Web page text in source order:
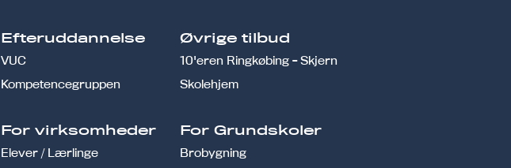
Efteruddannelse
VUC
Kompetencegruppen
Øvrige tilbud
10'eren Ringkøbing - Skjern
Skolehjem
For virksomheder
Elever / Lærlinge
For Grundskoler
Brobygning